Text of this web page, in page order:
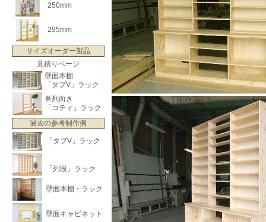
250mm
295mm
サイズオーダー製品
見積りページ
壁面本棚
「タブV」ラック
単列向き
「コティ」ラック
過去の参考制作例
「タブV」ラック
「列段」ラック
壁面本棚・ラック
壁面キャビネット